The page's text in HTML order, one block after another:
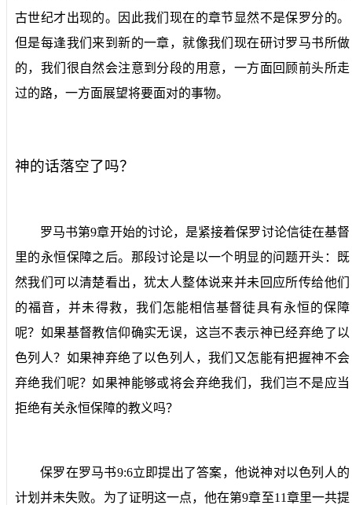
古世纪才出现的。因此我们现在的章节显然不是保罗分的。
但是每逢我们来到新的一章，就像我们现在研讨罗马书所做
的，我们很自然会注意到分段的用意，一方面回顾前头所走
过的路，一方面展望将要面对的事物。
神的话落空了吗？
罗马书第9章开始的讨论，是紧接着保罗讨论信徒在基督
里的永恒保障之后。那段讨论是以一个明显的问题开头：既
然我们可以清楚看出，犹太人整体说来并未回应所传给他们
的福音，并未得救，我们怎能相信基督徒具有永恒的保障
呢？如果基督教信仰确实无误，这岂不表示神已经弃绝了以
色列人？如果神弃绝了以色列人，我们又怎能有把握神不会
弃绝我们呢？如果神能够或将会弃绝我们，我们岂不是应当
拒绝有关永恒保障的教义吗？
保罗在罗马书9:6立即提出了答案，他说神对以色列人的
计划并未失败。为了证明这一点，他在第9章至11章里一共提